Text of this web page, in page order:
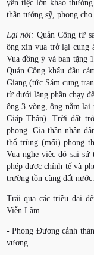
yến tiệc lớn khao
thần tướng sỹ, phong
Lại nói: Quản Công từ
ông xin vua trở lại cung
Vua đồng ý và ban tặng
Quản Công khấu đầu
Giang (tức Sám cung
từ dưới lăng phần chạy
ông 3 vòng, ông nằm lại
Giáp Thân). Trời đất
phong. Gia thần nhân
thổ trùng (mối) phong
Vua nghe việc đó sai
phép được chính tế và
trường tồn cùng đất nước.
Trải qua các triều đại
Viễn Lãm.
- Phong Đương cảnh
vương.